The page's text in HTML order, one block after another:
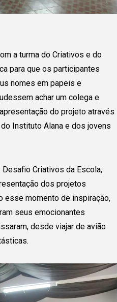
a turma do Criativos e do
para que os participantes
nomes em papeis e
achar um colega e
do projeto através
Instituto Alana e dos jovens
Criativos da Escola,
dos projetos
esse momento de inspiração,
seus emocionantes
desde viajar de avião